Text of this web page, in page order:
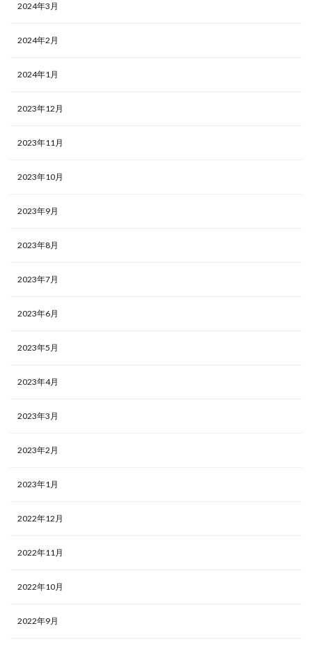
2024年3月
2024年2月
2024年1月
2023年12月
2023年11月
2023年10月
2023年9月
2023年8月
2023年7月
2023年6月
2023年5月
2023年4月
2023年3月
2023年2月
2023年1月
2022年12月
2022年11月
2022年10月
2022年9月